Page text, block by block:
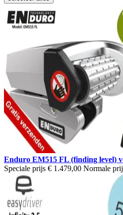
Enduro EM515 FL (finding level)
Speciale prijs € 1.479,00 Normale